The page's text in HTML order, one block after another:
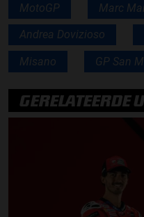
MotoGP Marc
Andrea Dovizioso
Misano GP San
GERELATEERDE